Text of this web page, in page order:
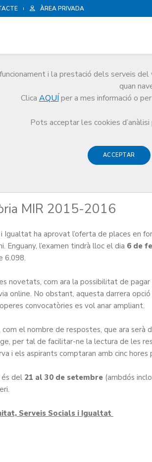
ÀREA PRIVADA
i la prestació dels serveis
quan
Clica AQUÍ per a mes informació o
Pots acceptar les cookies
ACCEPTAR
la Convocatòria MIR 2015-2016
MIR 2015-2016
Igualtat ha aprovat l’oferta de places en
Enguany, l’examen tindrà lloc el dia 6 de
6.098.
novetats, com ara la possibilitat de
online. No obstant, aquesta darrera
convocatòries es vol anar ampliant.
com el nombre de respostes, que ara
per tal de facilitar-ne la lectura de les
i els aspirants comptaran amb cinc hores
és del 21 al 30 de setembre (ambdós
Serveis Socials i Igualtat